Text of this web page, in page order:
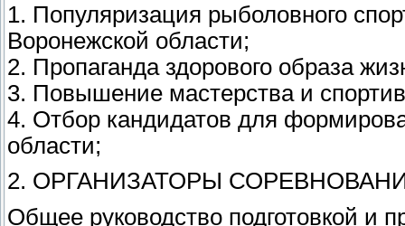
1. Популяризация рыболовного
Воронежской области;
2. Пропаганда здорового образа
3. Повышение мастерства и
4. Отбор кандидатов для
области;
2. ОРГАНИЗАТОРЫ
Общее руководство подготовкой и